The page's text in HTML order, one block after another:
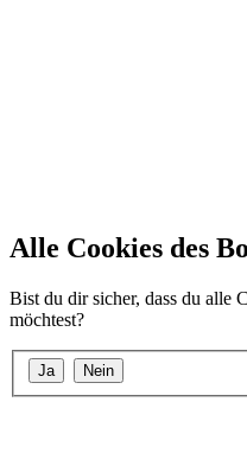
Alle Cookies des
Bist du dir sicher, dass du alle
möchtest?